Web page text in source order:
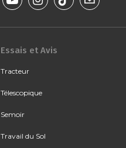
Essais et Avis
Tracteur
Télescopique
Semoir
Travail du Sol